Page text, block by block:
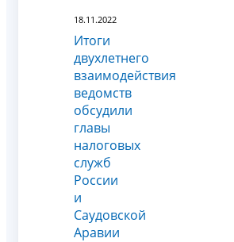
18.11.2022
Итоги
двухлетнего
взаимодействия
ведомств
обсудили
главы
налоговых
служб
России
и
Саудовской
Аравии